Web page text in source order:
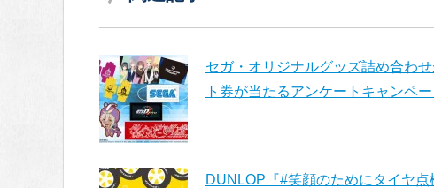
セガ・オリジナルグッズ詰め合わ
ト券が当たるアンケートキャンペー
DUNLOP『#笑顔のためにタイヤ